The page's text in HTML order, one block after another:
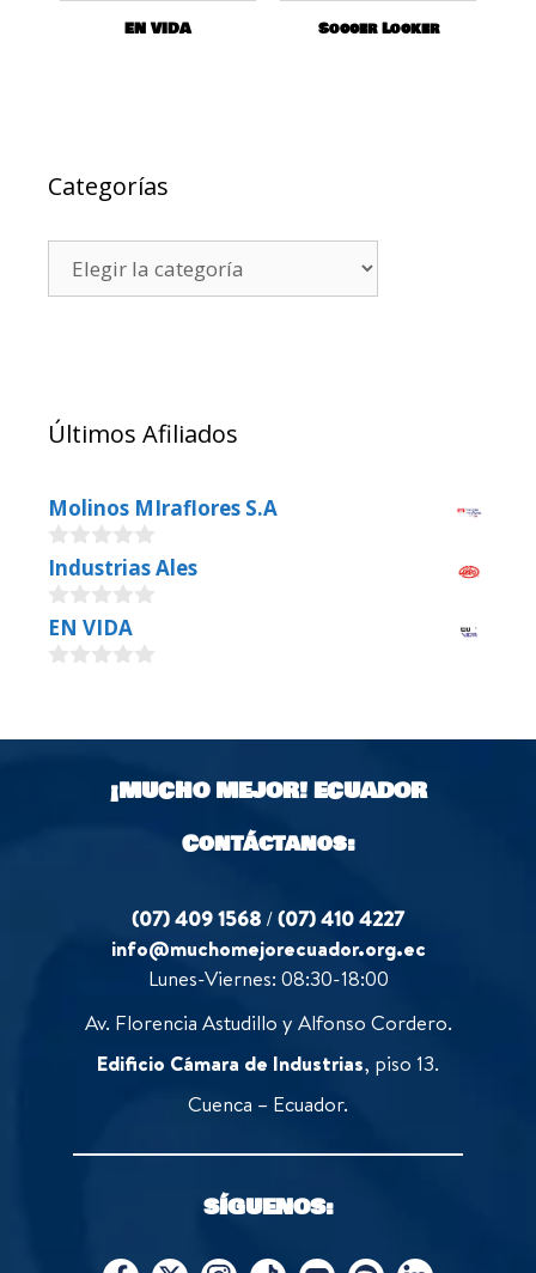
EN VIDA Soccer Locker
Categorías
Últimos Afiliados
Molinos MIraflores S.A
0
o
u
t
o
f
Industrias Ales
0
o
u
5
EN VIDA
t
¡MUCHO MEJOR!ECUADOR
Contáctanos:
(07) 409 1568 /(07) 410 4227
info@muchomejorecuador.org.ec
Lunes-Viernes: 08:30-18:00
Av. Florencia Astudillo y Alfonso Cordero.
Edificio Cámara de Industrias, piso 13.
Cuenca – Ecuador.
SÍGUENOS: